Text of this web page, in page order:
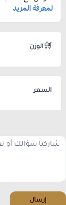
الوزن
السعر
إرسال